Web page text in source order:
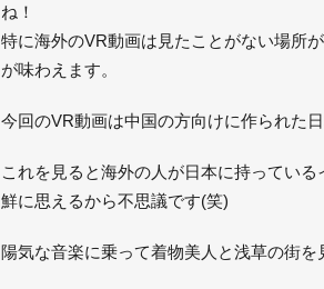
ね！
特に海外のVR動画は見たことがない場所
が味わえます。
今回のVR動画は中国の方向けに作られた
これを見ると海外の人が日本に持ってい
鮮に思えるから不思議です(笑)
陽気な音楽に乗って着物美人と浅草の街を